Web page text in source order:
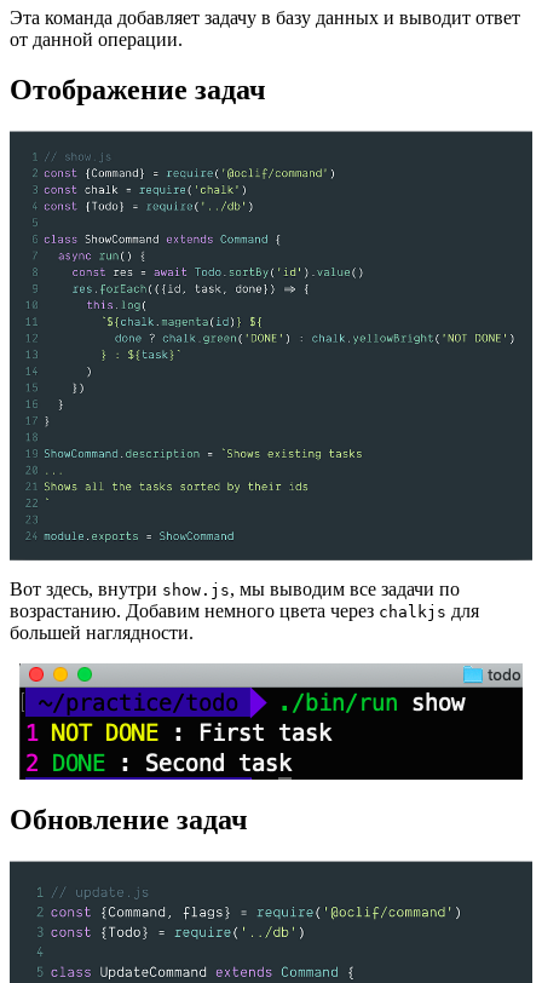
Эта команда добавляет задачу в базу данных и выводит ответ
от данной операции.
Отображение задач
Вот здесь, внутри show.js, мы выводим все задачи по
возрастанию. Добавим немного цвета через chalkjs для
большей наглядности.
Обновление задач